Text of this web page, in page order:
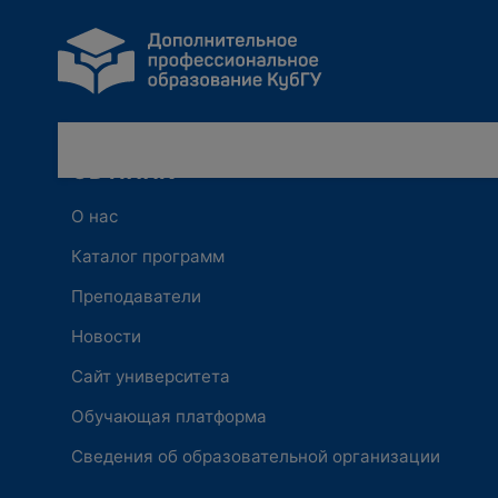
ОБ ИППК
О нас
Каталог программ
Преподаватели
Новости
Сайт университета
Обучающая платформа
Сведения об образовательной организации